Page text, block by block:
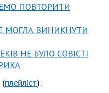
ПОВТОРИТИ
МОГЛА ВИНИКНУТИ
НЕ БУЛО СОВІСТІ
плейліст):